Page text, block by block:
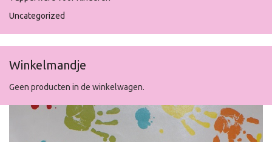
Uncategorized
Winkelmandje
Geen producten in de winkelwagen.